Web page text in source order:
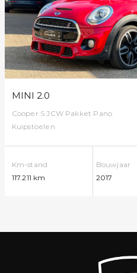
MINI 2.0
Cooper S JCW Pakket Pano
Kuipstoelen
Km-stand
117.211 km
Bouwjaar
2017